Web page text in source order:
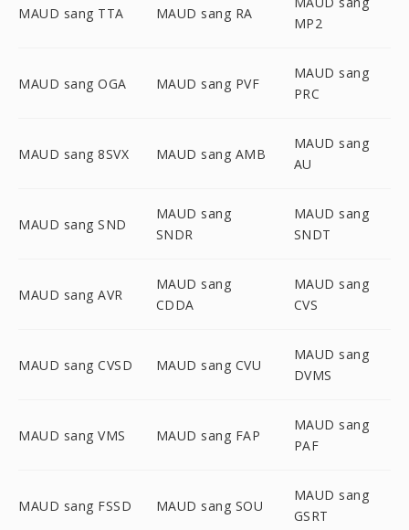
MAUD sang TTA MAUD sang RA
MP2
MAUD sang OGA MAUD sang PVF
MAUD sang
PRC
MAUD sang 8SVX MAUD sang AMB
MAUD sang
AU
MAUD sang SND
MAUD sang
SNDR
MAUD sang
SNDT
MAUD sang AVR
MAUD sang
CDDA
MAUD sang
CVS
MAUD sang CVSD MAUD sang CVU
MAUD sang
DVMS
MAUD sang VMS MAUD sang FAP
MAUD sang
PAF
MAUD sang FSSD MAUD sang SOU
MAUD sang
GSRT